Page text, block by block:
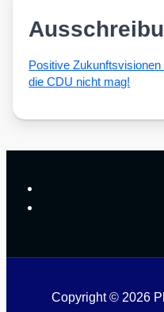
Posi­ti­ve
die CDU nicht mag!
Copyright © 2026